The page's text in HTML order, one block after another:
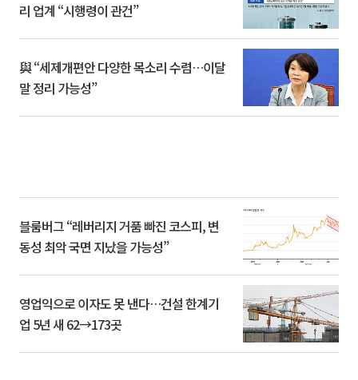
리 업계 “시행령이 관건”
與 “세제개편안 다양한 목소리 수렴…이달
말 정리 가능성”
블룸버그 “레버리지 거품 빠진 코스피, 변
동성 최악 국면 지났을 가능성”
영업익으로 이자도 못 낸다…건설 한계기
업 5년 새 62→173곳